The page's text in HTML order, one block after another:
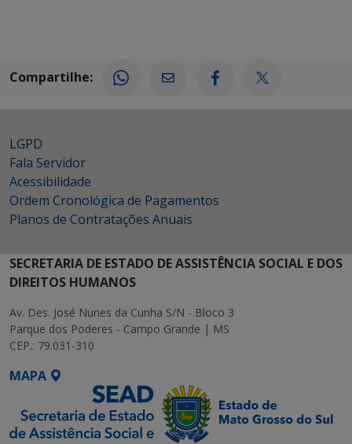
Compartilhe:
LGPD
Fala Servidor
Acessibilidade
Ordem Cronológica de Pagamentos
Planos de Contratações Anuais
SECRETARIA DE ESTADO DE ASSISTÊNCIA SOCIAL E DOS
DIREITOS HUMANOS
Av. Des. José Nunes da Cunha S/N - Bloco 3
Parque dos Poderes - Campo Grande | MS
CEP.: 79.031-310
MAPA